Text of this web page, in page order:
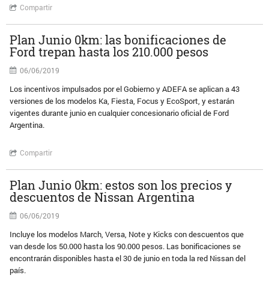
Compartir
Plan Junio 0km: las bonificaciones de
Ford trepan hasta los 210.000 pesos
06/06/2019
Los incentivos impulsados por el Gobierno y ADEFA se aplican a 43
versiones de los modelos Ka, Fiesta, Focus y EcoSport, y estarán
vigentes durante junio en cualquier concesionario oficial de Ford
Argentina.
Compartir
Plan Junio 0km: estos son los precios y
descuentos de Nissan Argentina
06/06/2019
Incluye los modelos March, Versa, Note y Kicks con descuentos que
van desde los 50.000 hasta los 90.000 pesos. Las bonificaciones se
encontrarán disponibles hasta el 30 de junio en toda la red Nissan del
país.